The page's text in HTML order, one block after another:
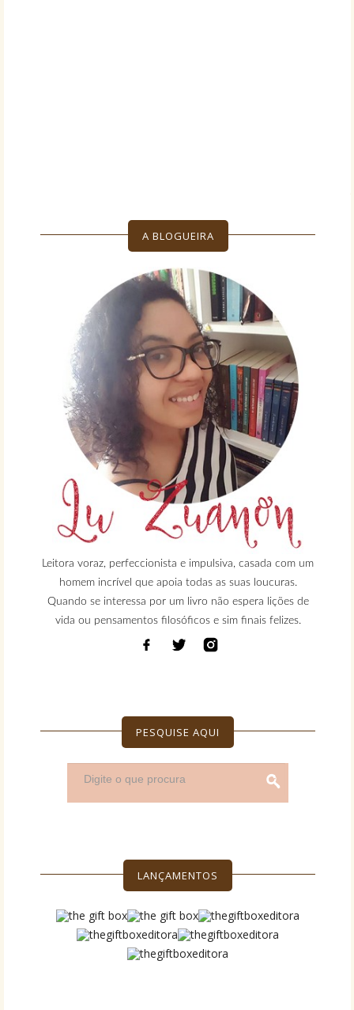
A BLOGUEIRA
Leitora voraz, perfeccionista e impulsiva, casada com um
homem incrível que apoia todas as suas loucuras.
Quando se interessa por um livro não espera lições de
vida ou pensamentos filosóficos e sim finais felizes.
PESQUISE AQUI
LANÇAMENTOS